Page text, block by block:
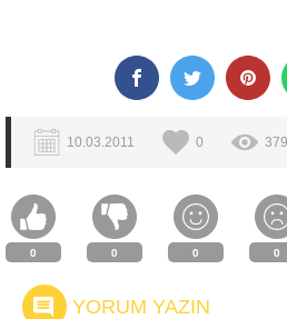
10.03.2011 0
0 0 0 0
YORUM YAZIN